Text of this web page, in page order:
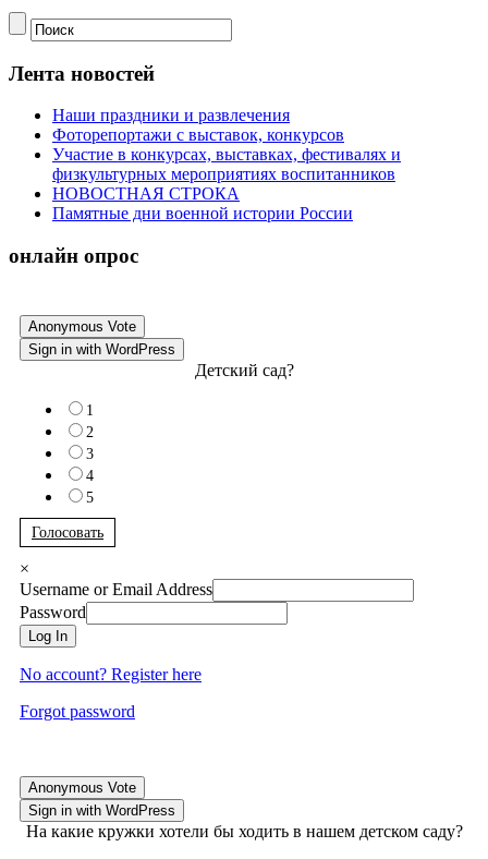
Лента новостей
Наши праздники и развлечения
Фоторепортажи с выставок, конкурсов
Участие в конкурсах, выставках, фестивалях и
физкультурных мероприятиях воспитанников
НОВОСТНАЯ СТРОКА
Памятные дни военной истории России
онлайн опрос
Anonymous Vote
Sign in with WordPress
Детский сад?
1
2
3
4
5
Голосовать
×
Username or Email Address
Password
Log In
No account? Register here
Forgot password
Anonymous Vote
Sign in with WordPress
На какие кружки хотели бы ходить в нашем детском саду?